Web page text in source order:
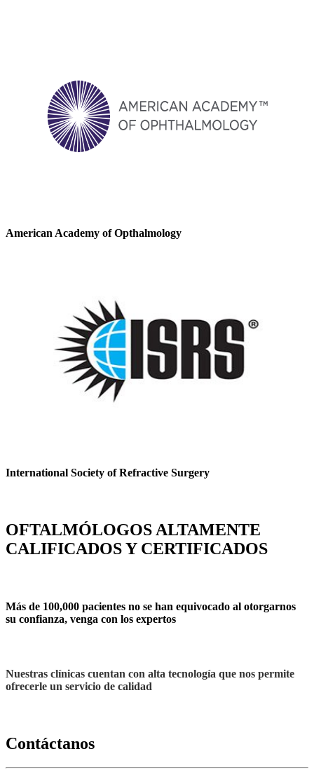
American Academy of Opthalmology
International Society of Refractive Surgery
OFTALMÓLOGOS ALTAMENTE
CALIFICADOS Y CERTIFICADOS
Más de 100,000 pacientes no se han equivocado al otorgarnos
su confianza, venga con los expertos
Nuestras clínicas cuentan con alta tecnología que nos permite
ofrecerle un servicio de calidad
Contáctanos